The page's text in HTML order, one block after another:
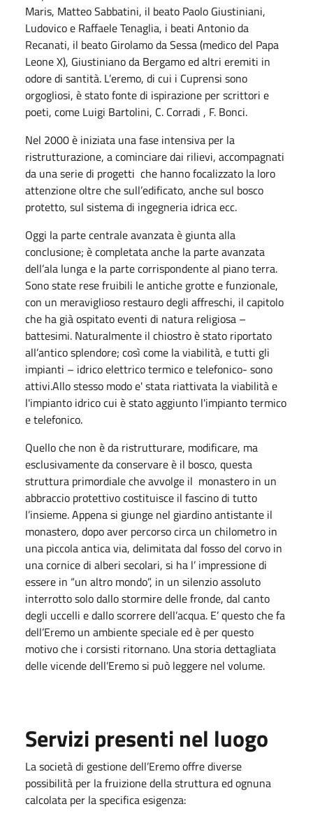
Maris, Matteo Sabbatini, il beato Paolo Giustiniani,
Ludovico e Raffaele Tenaglia, i beati Antonio da
Recanati, il beato Girolamo da Sessa (medico del Papa
Leone X), Giustiniano da Bergamo ed altri eremiti in
odore di santità. L’eremo, di cui i Cuprensi sono
orgogliosi, è stato fonte di ispirazione per scrittori e
poeti, come Luigi Bartolini, C. Corradi , F. Bonci.
Nel 2000 è iniziata una fase intensiva per la
ristrutturazione, a cominciare dai rilievi, accompagnati
da una serie di progetti che hanno focalizzato la loro
attenzione oltre che sull’edificato, anche sul bosco
protetto, sul sistema di ingegneria idrica ecc.
Oggi la parte centrale avanzata è giunta alla
conclusione; è completata anche la parte avanzata
dell’ala lunga e la parte corrispondente al piano terra.
Sono state rese fruibili le antiche grotte e funzionale,
con un meraviglioso restauro degli affreschi, il capitolo
che ha già ospitato eventi di natura religiosa –
battesimi. Naturalmente il chiostro è stato riportato
all’antico splendore; così come la viabilità, e tutti gli
impianti – idrico elettrico termico e telefonico- sono
attivi.Allo stesso modo e' stata riattivata la viabilità e
l'impianto idrico cui è stato aggiunto l'impianto termico
e telefonico.
Quello che non è da ristrutturare, modificare, ma
esclusivamente da conservare è il bosco, questa
struttura primordiale che avvolge il monastero in un
abbraccio protettivo costituisce il fascino di tutto
l’insieme. Appena si giunge nel giardino antistante il
monastero, dopo aver percorso circa un chilometro in
una piccola antica via, delimitata dal fosso del corvo in
una cornice di alberi secolari, si ha l’ impressione di
essere in “un altro mondo”, in un silenzio assoluto
interrotto solo dallo stormire delle fronde, dal canto
degli uccelli e dallo scorrere dell’acqua. E’ questo che fa
dell’Eremo un ambiente speciale ed è per questo
motivo che i corsisti ritornano. Una storia dettagliata
delle vicende dell’Eremo si può leggere nel volume.
Servizi presenti nel luogo
La società di gestione dell’Eremo offre diverse
possibilità per la fruizione della struttura ed ognuna
calcolata per la specifica esigenza: